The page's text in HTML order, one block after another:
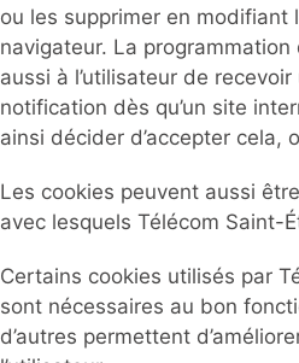
ou les supprimer en modifiant
navigateur. La
aussi à l’utilisateur de
notification dès qu’un site
ainsi décider d’accepter cela,
Les cookies peuvent aussi
avec lesquels Télécom Saint-
Certains cookies utilisés par
sont nécessaires au bon
d’autres permettent